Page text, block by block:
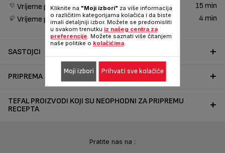
Vrijeme pripreme
15 min
Vrijeme pripreme
4 min
SASTOJCI
PRIPREMA
TEFAL PROIZVODI KOJI SU NEOPHODNI ZA PRIPREMU
RECEPTA
Pratite nas na :
Kliknite na "Moji izbori" za više informacija
o različitim kategorijama kolačića i da biste
imali detaljniji izbor. Možete se predomisliti
u svakom trenutku iz našeg centra za
preferencije. Možete saznati više čitanjem
naše politike o kolačićima.
Moji izbori Prihvati sve kolačiće